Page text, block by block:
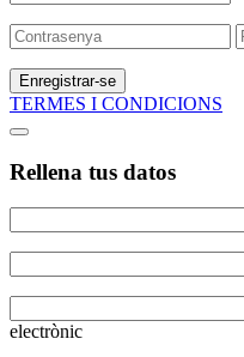
Enregistrar-se
TERMES I CONDICIONS
Rellena tus datos
electrònic